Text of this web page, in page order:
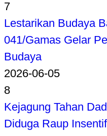
7
Lestarikan Budaya
041/Gamas Gelar
Budaya
2026-06-05
8
Kejagung Tahan
Diduga Raup